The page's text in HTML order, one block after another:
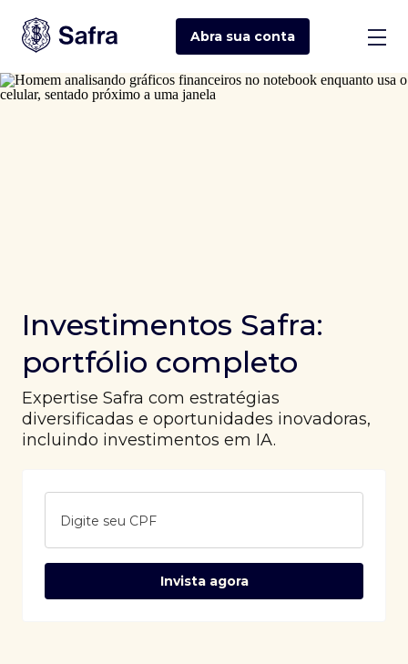
Abra sua conta
Investimentos Safra:
portfólio completo
Expertise Safra com estratégias
diversificadas e oportunidades inovadoras,
incluindo investimentos em IA.
Digite seu CPF
Invista agora